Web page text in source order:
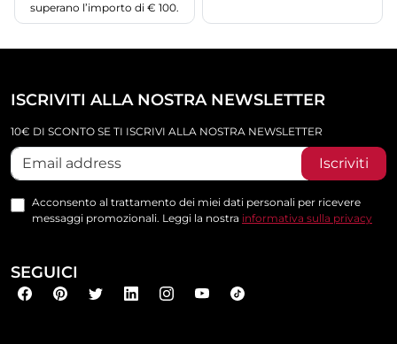
superano l’importo di € 100.
ISCRIVITI ALLA NOSTRA NEWSLETTER
10€ DI SCONTO SE TI ISCRIVI ALLA NOSTRA NEWSLETTER
Iscriviti
Acconsento al trattamento dei miei dati personali per ricevere
messaggi promozionali. Leggi la nostra informativa sulla privacy
SEGUICI